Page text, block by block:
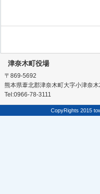
津奈木町役場
〒869-5692
熊本県葦北郡津奈木町大字小津奈
Tel:0966-78-3111
CopyRights 2015